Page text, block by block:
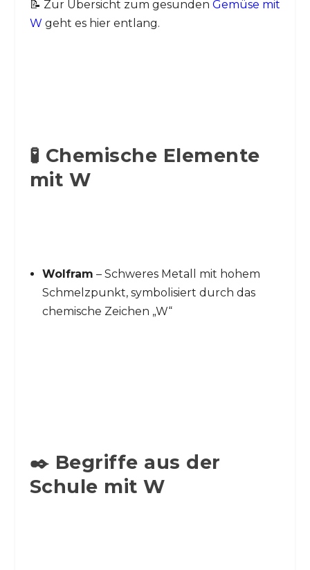
📝 Zur Übersicht zum gesunden Gemüse mit
W geht es hier entlang.
🧪 Chemische Elemente
mit W
Wolfram – Schweres Metall mit hohem
Schmelzpunkt, symbolisiert durch das
chemische Zeichen „W“
✒️ Begriffe aus der
Schule mit W